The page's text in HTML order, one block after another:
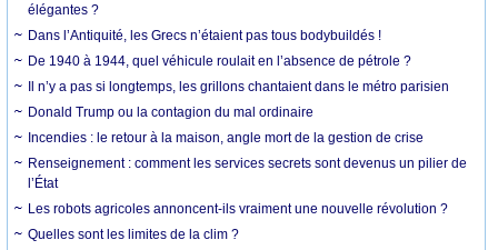
élégantes ?
Dans l’Antiquité, les Grecs n’étaient pas tous bodybuildés !
De 1940 à 1944, quel véhicule roulait en l’absence de pétrole ?
Il n’y a pas si longtemps, les grillons chantaient dans le métro parisien
Donald Trump ou la contagion du mal ordinaire
Incendies : le retour à la maison, angle mort de la gestion de crise
Renseignement : comment les services secrets sont devenus un pilier de
l’État
Les robots agricoles annoncent-ils vraiment une nouvelle révolution ?
Quelles sont les limites de la clim ?